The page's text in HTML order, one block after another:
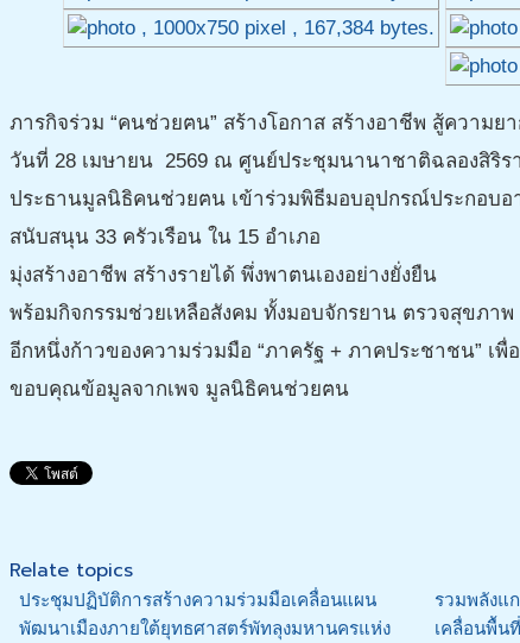
ภารกิจร่วม “คนช่วยฅน” สร้างโอกาส สร้างอาชีพ สู้ความย
วันที่ 28 เมษายน 2569 ณ ศูนย์ประชุมนานาชาติฉลองสิริ
ประธานมูลนิธิคนช่วยฅน เข้าร่วมพิธีมอบอุปกรณ์ประกอบ
สนับสนุน 33 ครัวเรือน ใน 15 อำเภอ
มุ่งสร้างอาชีพ สร้างรายได้ พึ่งพาตนเองอย่างยั่งยืน
พร้อมกิจกรรมช่วยเหลือสังคม ทั้งมอบจักรยาน ตรวจสุขภา
อีกหนึ่งก้าวของความร่วมมือ “ภาครัฐ + ภาคประชาชน” เ
ขอบคุณข้อมูลจากเพจ มูลนิธิคนช่วยฅน
Relate topics
ประชุมปฏิบัติการสร้างความร่วมมือเคลื่อนแผน
พัฒนาเมืองภายใต้ยุทธศาสตร์พัทลุงมหานครแห่ง
รวมพลังแ
เคลื่อนพื้น